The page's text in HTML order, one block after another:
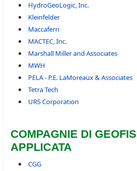
HydroGeoLogic, Inc.
Kleinfelder
Maccaferri
MACTEC, Inc.
Marshall Miller and Associates
MWH
PELA - P.E. LaMoreaux & Associates
Tetra Tech
URS Corporation
COMPAGNIE DI
APPLICATA
CGG